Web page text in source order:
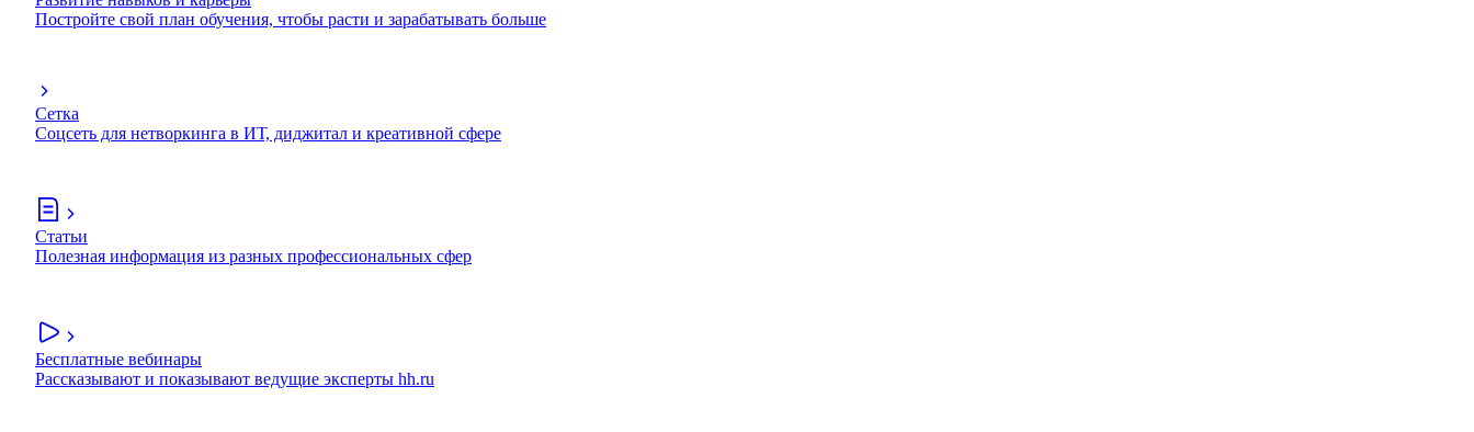
Постройте свой план обучения, чтобы расти и зарабатывать больше
Сетка
Соцсеть для нетворкинга в ИТ, диджитал и креативной сфере
Статьи
Полезная информация из разных профессиональных сфер
Бесплатные вебинары
Рассказывают и показывают ведущие эксперты hh.ru